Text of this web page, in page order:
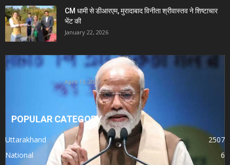
CM धामी से डीआरएम, मुरादाबाद विनीता श्रीवास्तव ने शिष्टाचार
भेंट की
January 22, 2026
Uttarakhand News- PM मोदी का 28वां उत्तराखंड दौरा:
दिल्ली-देहरादून एक्सप्रेसवे समेत...
April 13, 2026
POPULAR CATEGORY
Uttarakhand
2507
National
6